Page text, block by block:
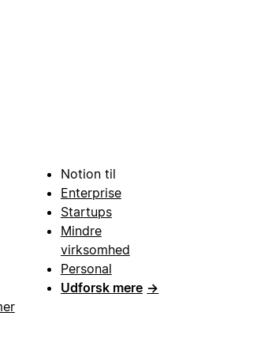
Notion til
Enterprise
Startups
Mindre
virksomhed
Personal
Udforsk mere →